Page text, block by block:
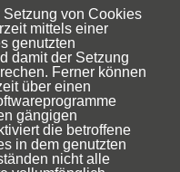
von Cookies
mittels einer
genutzten
damit der Setzung
Ferner können
über einen
gängigen
die betroffene
in dem genutzten
nicht alle